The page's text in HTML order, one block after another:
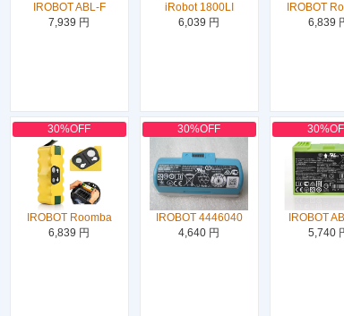
IROBOT ABL-F
7,939 円
iRobot 1800LI
6,039 円
IROBOT
6,839
30%OFF
IROBOT Roomba
6,839 円
30%OFF
IROBOT 4446040
4,640 円
IROBOT
5,740